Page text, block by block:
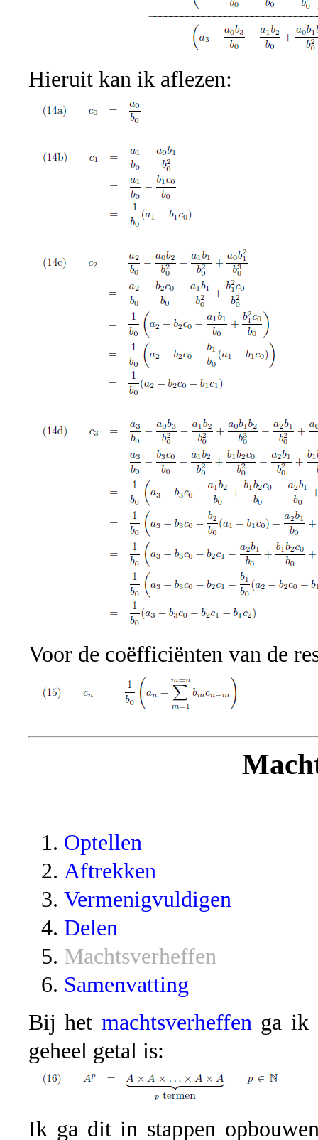
Hieruit kan ik aflezen:
Voor de coëfficiënten van de
Optellen
Aftrekken
Vermenigvuldigen
Delen
Machtsverheffen
Samenvatting
Bij het machtsverheffenga ik
geheel getal is:
Ik ga dit in stappen